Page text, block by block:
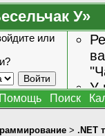
У»
или
У
Помощь Поиск
> .NET